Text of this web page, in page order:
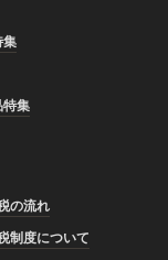
集
特集
の流れ
制度について